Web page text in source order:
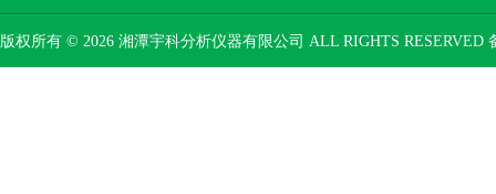
版权所有 © 2026 湘潭宇科分析仪器有限公司 ALL RIGHTS RESERVED